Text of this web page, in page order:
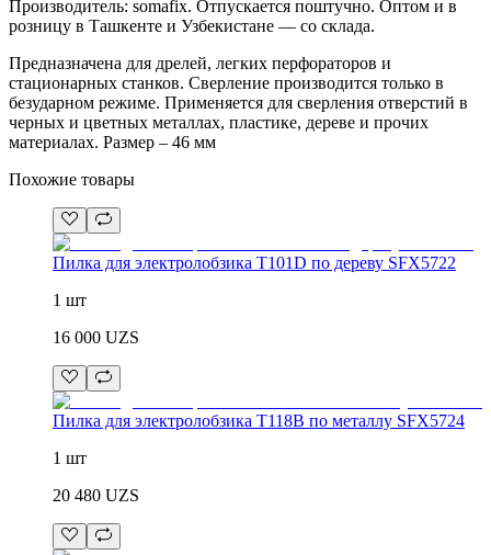
Производитель: somafix. Отпускается поштучно. Оптом и в
розницу в Ташкенте и Узбекистане — со склада.
Предназначена для дрелей, легких перфораторов и
стационарных станков. Сверление производится только в
безударном режиме. Применяется для сверления отверстий в
черных и цветных металлах, пластике, дереве и прочих
материалах. Размер – 46 мм
Похожие товары
Пилка для электролобзика T101D по дереву SFX5722
1 шт
16 000 UZS
Пилка для электролобзика T118B по металлу SFX5724
1 шт
20 480 UZS